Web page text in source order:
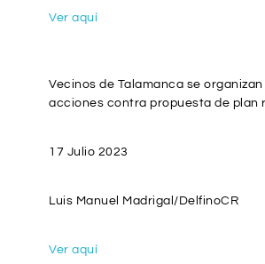
Ver aquí
Vecinos de Talamanca se
acciones contra propuesta de plan
17 Julio 2023
Luis Manuel Madrigal/DelfinoCR
Ver aquí